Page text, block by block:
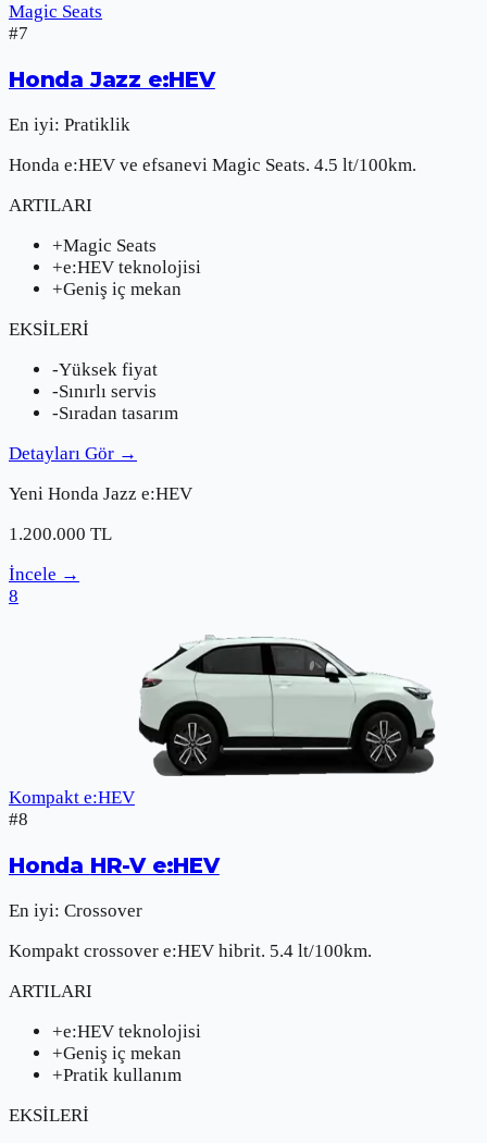
Magic Seats
#7
Honda Jazz e:HEV
En iyi: Pratiklik
Honda e:HEV ve efsanevi Magic Seats. 4.5 lt/100km.
ARTILARI
+Magic Seats
+e:HEV teknolojisi
+Geniş iç mekan
EKSİLERİ
-Yüksek fiyat
-Sınırlı servis
-Sıradan tasarım
Detayları Gör →
Yeni Honda Jazz e:HEV
1.200.000 TL
İncele →
8
Kompakt e:HEV
#8
Honda HR-V e:HEV
En iyi: Crossover
Kompakt crossover e:HEV hibrit. 5.4 lt/100km.
ARTILARI
+e:HEV teknolojisi
+Geniş iç mekan
+Pratik kullanım
EKSİLERİ